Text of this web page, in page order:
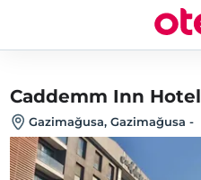
Caddemm Inn Hotel
Gazimağusa, Gazimağusa -